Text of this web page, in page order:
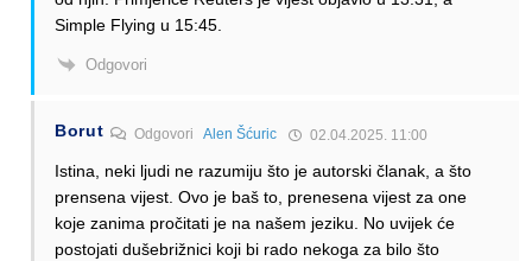
Simple Flying u 15:45.
Odgovori
Borut Odgovori Alen Šćuric 02.04.2025. 11:00
Istina, neki ljudi ne razumiju što je autorski članak, a što
prensena vijest. Ovo je baš to, prenesena vijest za one
koje zanima pročitati je na našem jeziku. No uvijek će
postojati dušebrižnici koji bi rado nekoga za bilo što